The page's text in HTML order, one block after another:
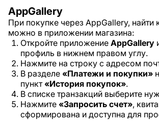
AppGallery
При покупке через AppGallery, найти
можно в приложении магазина:
Откройте приложение AppGallery
профиль в нижнем правом углу.
Нажмите на строку с адресом
В разделе «Платежи и покупки»
пункт«История покупок».
В списке транзакций выберите
Нажмите «Запросить счет»,
сформирована и доступна для